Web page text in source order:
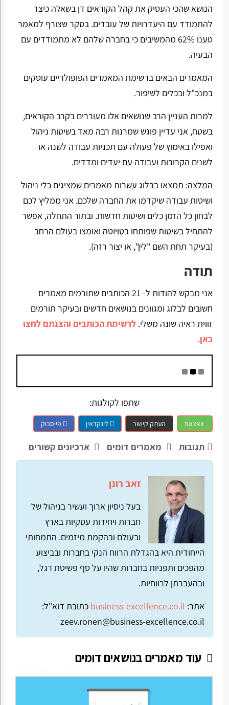
הנושא שהכי העסיק את קהל הקוראים דן בשאלה כיצד
להתמודד עם היעדרויות של עובדים. בסקר שצורף למאמר
טענו 62% מהמשיבים כי בחברה שלהם לא מתמודדים עם
הבעיה.
המאמרים הבאים ברשימת המאמרים הפופולריים עוסקים
במנכ"ל ובכלים לשיפור.
למרות העניין הרב שנושאים אלו מעוררים בקרב הקוראים,
בשטח, אני עדיין פוגש שמרנות רבה מאד בשיטות ניהול
ואפילו באימוץ של פעולה עם תכניות עבודה לשנה או
לשנים הקרובות ועבודה עם יעדים ומדדים.
המלצה: תמצאו בבלוג עשרות מאמרים שמציגים כלי ניהול
ושיטות עבודה שיקדמו את החברה שלכם. אני ממליץ לכם
לבחון כל הזמן כלים ושיטות חדשות. ובתור התחלה, אפשר
להתחיל בשיטות שפותחו בטויוטה ואומצו בעולם הרחב
(בעיקר תחת השם "לין", או יצור רזה).
תודה
אני מבקש להודות ל- 21 הכותבים שתורמים מאמרים
חשובים לבלוג ומגוונים בנושאים חדשים ובעיקר תורמים
זווית ראיה שונה משלי. לרשימת הכותבים והצגתם לחצו
כאן.
שתפו לקולגות:
וואצאפ העתק קישור לינקדאין פייסבוק
תגובות מאמרים דומים ארכיונים קשורים
זאב רונן
בעל ניסיון ארוך ועשיר בניהול של
חברות ויחידות עסקיות בארץ
ובעולם ובהקמת מיזמים. התמחותי
הייחודית היא בהגדלת הרווח הנקי בחברות ובביצוע
מהפכים ותפניות בחברות שהיו על סף פשיטת רגל,
ובהעברתן לרווחיות.
אתר: business-excellence.co.il כתובת דוא"ל:
zeev.ronen@business-excellence.co.il
עוד מאמרים בנושאים דומים